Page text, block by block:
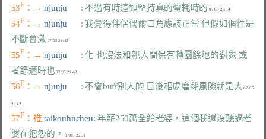
53F ：→ njunju : 不過有時這類堅持真的蠻耗時的 07/05 21:34
54F ：→ njunju : 我覺得伴侶偶爾口角應該正常 但假如個性是
不斷會激
55F ：→ njunju : 化 也沒法和親人間保有轉圜餘地的對象 或
者舒適時也
56F ：→ njunju : 不會buff別人的 日後相處磨耗風險就是大 07/05
57F ：推 taikouhncheu: 年薪250萬全給老婆，這個我還沒聽過老
婆在抱怨的，